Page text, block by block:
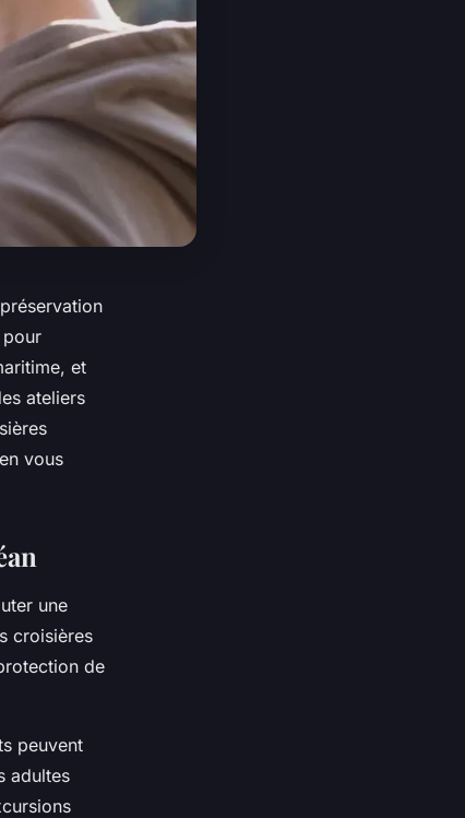
préservation
pour
et
ateliers
vous
une
croisières
de
peuvent
adultes